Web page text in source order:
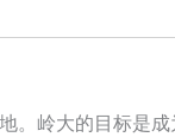
岭大的目标是成